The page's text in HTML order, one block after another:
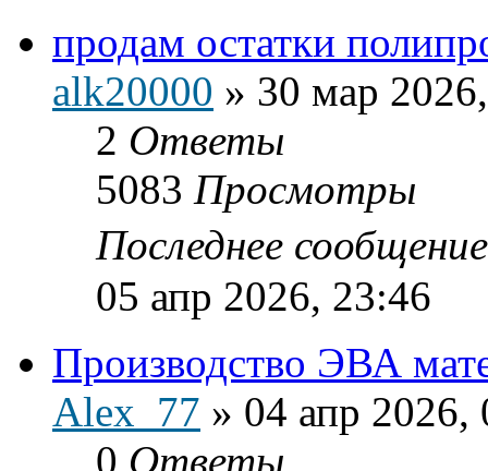
продам остатки
alk20000 » 30 мар
2 Ответы
5083 Просмотры
Последнее
05 апр 2026, 23:46
Производство ЭВА
Alex_77 » 04 апр 2026,
0 Ответы